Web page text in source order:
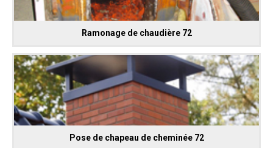
Ramonage de chaudière 72
Pose de chapeau de cheminée 72